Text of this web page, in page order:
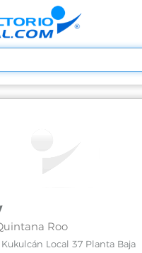
Roo
Local 37 Planta Baja